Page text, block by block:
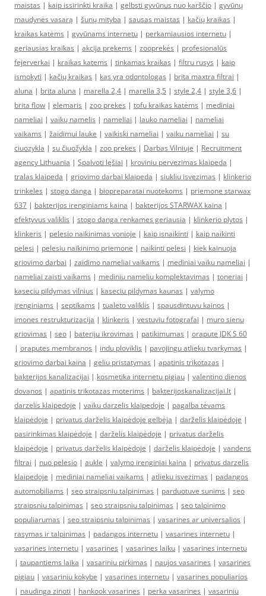
maistas | kaip issirinkti kraika | gelbsti gyvūnus nuo karščio | gyvūnų
maudynės vasarą | šunų mityba | sausas maistas | kačių kraikas |
kraikas katėms | gyvūnams internetu | perkamiausios internetu |
geriausias kraikas | akcija prekems | zooprekės | profesionalūs
fejerverkai | kraikas katems | tinkamas kraikas | filtru rusys | kaip
ismokyti | kačių kraikas | kas yra odontologas | brita maxtra filtrai |
aluna | brita aluna | marella 2,4 | marella 3,5 | style 2,4 | style 3,6 |
brita flow | elemaris | zoo prekes | tofu kraikas katėms | mediniai
nameliai | vaikų namelis | nameliai | lauko nameliai | nameliai
vaikams | žaidimui lauke | vaikiski nameliai | vaiku nameliai | su
ciuozykla | su čiuožykla | zoo prekes | Darbas Vilniuje | Recruitment
agency Lithuania | Spalvoti lęšiai | kroviniu pervezimas klaipeda |
tralas klaipeda | griovimo darbai klaipeda | siukliu isvezimas | klinkerio
trinkeles | stogo danga | biopreparatai nuotekoms | priemone starwax
637 | bakterijos irenginiams kaina | bakterijos STARWAX kaina |
efektyvus valiklis | stogo danga renkames geriausia | klinkerio plytos |
klinkeris | pelesio naikinimas vonioje | kaip isnaikinti | kaip naikinti
pelesi | pelesiu naikinimo priemone | naikinti pelesi | kiek kainuoja
griovimo darbai | zaidimo nameliai vaikams | mediniai vaiku nameliai |
nameliai zaisti vaikams | mediniu nameliu komplektavimas | toneriai |
kaseciu pildymas vilnius | kaseciu pildymas kaunas | valymo
įrenginiams | septikams | tualeto valiklis | spausdintuvu kainos |
imones restrukturizacija | klinkeris | vestuviu fotografai | muro sienu
griovimas | seo | bateriju ikrovimas | patikimumas | orapute JDK S 60
| oraputes membranos | indu ploviklis | pavojingu atlieku tvarkymas |
griovimo darbai kaina | geliu pristatymas | apatinis trikotazas |
bakterijos kanalizacijai | kosmetika internetu pigiau | valentino dienos
dovanos | apatinis trikotazas moterims | bakterijoskanalizacijai.lt |
darzelis klaipedoje | vaiku darzelis klaipedoje | pagalba tėvams
klaipėdoje | privatus darželis klaipėdoje gelbėja | darželis klaipėdoje |
pasirinkimas klaipėdoje | darželis klaipėdoje | privatus darželis
klaipėdoje | privatus darželis klaipėdoje | darželis klaipėdoje | vandens
filtrai | nuo pelesio | aukle | valymo irenginiai kaina | privatus darzelis
klaipedoje | mediniai nameliai vaikams | atlieku isvezimas | padangos
automobiliams | seo straipsniu talpinimas | parduotuve sunims | seo
straipsniu talpinimas | seo straipsniu talpinimas | seo talpinimo
populiarumas | seo straipsniu talpinimas | vasarines ar universalios |
rasymas ir talpinimas | padangos internetu | vasarines internetu |
vasarines internetu | vasarines | vasarines laiku | vasarines internetu
| taupantiems laika | vasariniu pirkimas | naujos vasarines | vasarines
pigiau | vasariniu kokybe | vasarines internetu | vasarines populiarios
| naudinga zinoti | hankook vasarines | perka vasarines | vasariniu